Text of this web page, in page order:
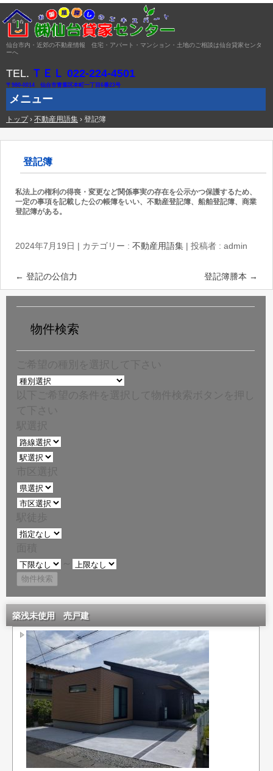
仙台市内・近郊の不動産情報 住宅・アパート・マンション・土地のご相談は仙台貸家センタ
ーへ
TEL. ＴＥＬ 022-224-4501
〒980-0014 仙台市青葉区本町一丁目6番23号
メニュー
コ
ン
キ
ッ
プ
トップ › 不動産用語集 › 登記簿
登記簿
私法上の権利の得喪・変更など関係事実の存在を公示かつ保護するため、
一定の事項を記載した公の帳簿をいい、不動産登記簿、船舶登記簿、商業
登記簿がある。
2024年7月19日 | カテゴリー :不動産用語集 |投稿者 : admin
← 登記の公信力 登記簿謄本 →
物件検索
築浅未使用 売戸建